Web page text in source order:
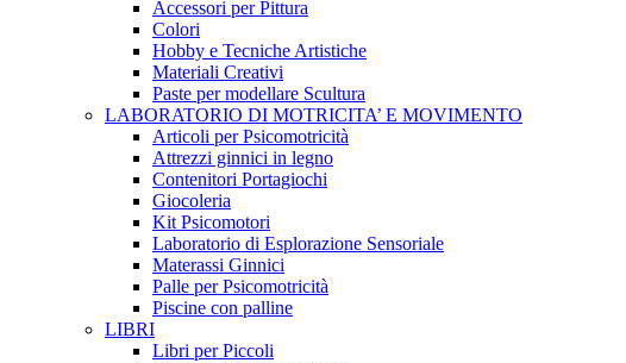
Accessori per Pittura
Colori
Hobby e Tecniche Artistiche
Materiali Creativi
Paste per modellare Scultura
LABORATORIO DI MOTRICITA’ E MOVIMENTO
Articoli per Psicomotricità
Attrezzi ginnici in legno
Contenitori Portagiochi
Giocoleria
Kit Psicomotori
Laboratorio di Esplorazione Sensoriale
Materassi Ginnici
Palle per Psicomotricità
Piscine con palline
LIBRI
Libri per Piccoli